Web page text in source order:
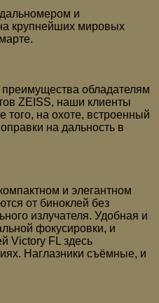
и
крупнейших мировых
обладателям
ZEISS, наши клиенты
того, на охоте, встроенный
на дальность в
и элегантном
от биноклей без
излучателя. Удобная и
фокусировки, и
Victory FL здесь
Наглазники съёмные, и